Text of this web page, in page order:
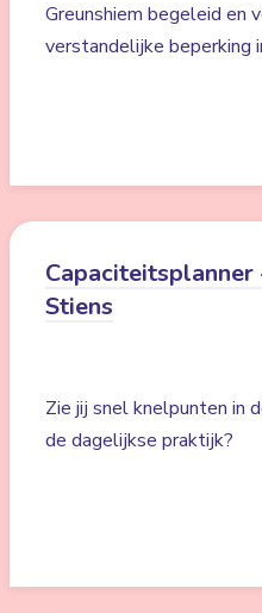
Greunshiem begeleid en
verstandelijke beperking
Capaciteitsplanner
Stiens
Zie jij snel knelpunten in
de dagelijkse praktijk?